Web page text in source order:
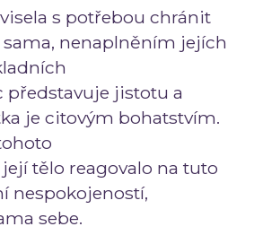
s potřebou chránit
sama, nenaplněním jejích
představuje jistotu a
je citovým bohatstvím.
tělo reagovalo na tuto
nespokojeností,
sebe.